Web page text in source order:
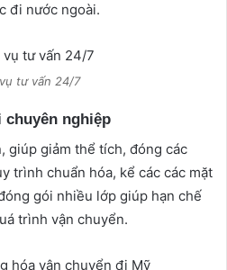
đi nước ngoài.
tư vấn 24/7
chuyên nghiệp
giúp giảm thể tích, đóng các
trình chuẩn hóa, kể các các mặt
gói nhiều lớp giúp hạn chế
trình vận chuyển.